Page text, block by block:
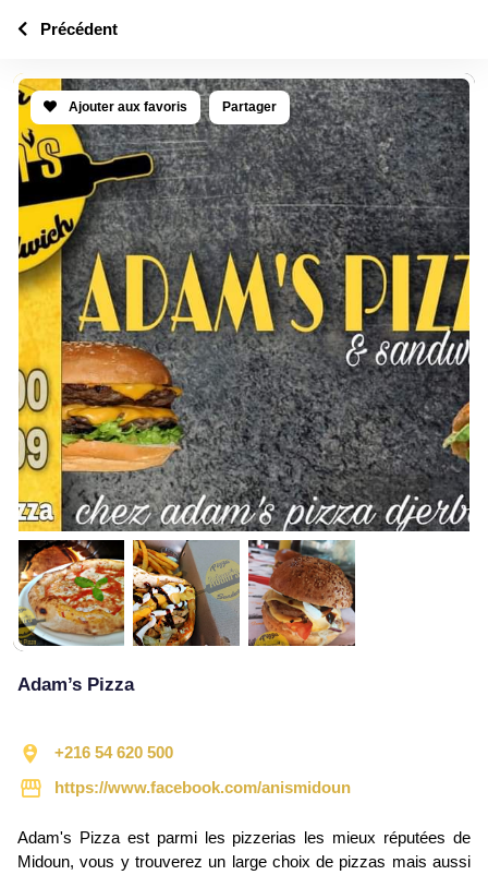
Ajouter aux favoris Partager
Adam’s Pizza
+216 54 620 500
https://www.facebook.com/anismidoun
Adam's Pizza est parmi les pizzerias les mieux réputées de
Midoun, vous y trouverez un large choix de pizzas mais aussi
Précédent